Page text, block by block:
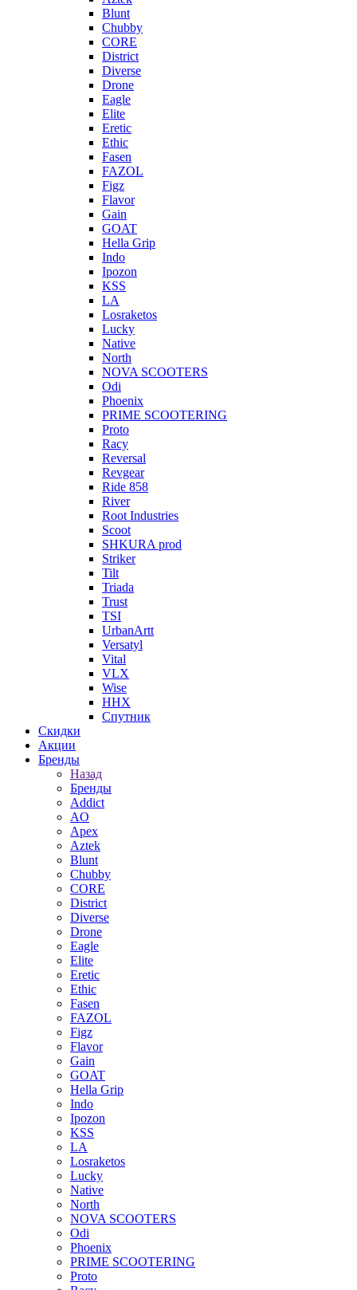
Blunt
Chubby
CORE
District
Diverse
Drone
Eagle
Elite
Eretic
Ethic
Fasen
FAZOL
Figz
Flavor
Gain
GOAT
Hella Grip
Indo
Ipozon
KSS
LA
Losraketos
Lucky
Native
North
NOVA SCOOTERS
Odi
Phoenix
PRIME SCOOTERING
Proto
Racy
Reversal
Revgear
Ride 858
River
Root Industries
Scoot
SHKURA рrоd
Striker
Tilt
Triada
Trust
TSI
UrbanArtt
Versatyl
Vital
VLX
Wise
ННХ
Спутник
Скидки
Акции
Бренды
Назад
Бренды
Addict
AO
Apex
Aztek
Blunt
Chubby
CORE
District
Diverse
Drone
Eagle
Elite
Eretic
Ethic
Fasen
FAZOL
Figz
Flavor
Gain
GOAT
Hella Grip
Indo
Ipozon
KSS
LA
Losraketos
Lucky
Native
North
NOVA SCOOTERS
Odi
Phoenix
PRIME SCOOTERING
Proto